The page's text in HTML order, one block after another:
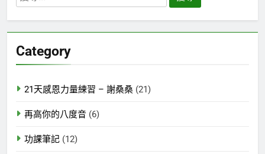
尋
字:
Category
21天感恩力量練習 – 謝桑桑 (21)
再高你的八度音 (6)
功課筆記 (12)